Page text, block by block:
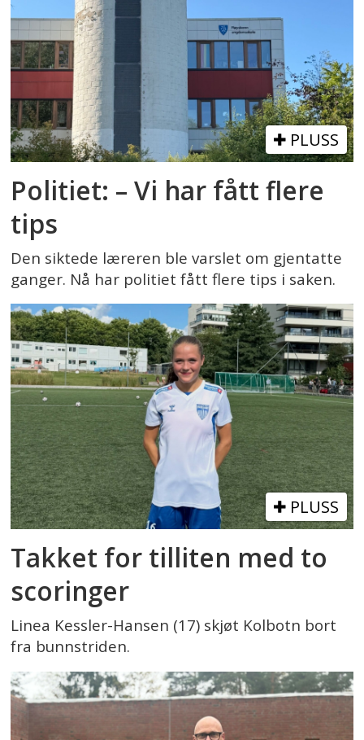
PLUSS
Politiet: – Vi har fått flere
tips
Den siktede læreren ble varslet om gjentatte
ganger. Nå har politiet fått flere tips i saken.
PLUSS
Takket for tilliten med to
scoringer
Linea Kessler-Hansen (17) skjøt Kolbotn bort
fra bunnstriden.